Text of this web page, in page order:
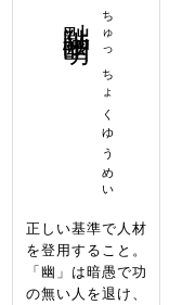
ちゅっちょくゆうめい
正しい基準で人材
を登用すること。
「幽」は暗愚で功
の無い人を退け、